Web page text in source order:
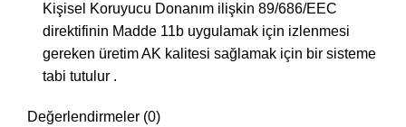
Kişisel Koruyucu Donanım ilişkin 89/686/EEC
direktifinin Madde 11b uygulamak için izlenmesi
gereken üretim AK kalitesi sağlamak için bir sisteme
tabi tutulur .
Değerlendirmeler (0)